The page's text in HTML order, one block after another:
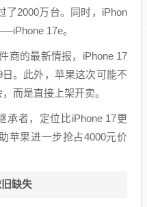
了2000万台。同时，iPhon
17e。
商的最新情报，iPhone 17
。此外，苹果这次可能不
而是直接上架开卖。
承者，定位比iPhone 17更
苹果进一步抢占4000元价
缺失